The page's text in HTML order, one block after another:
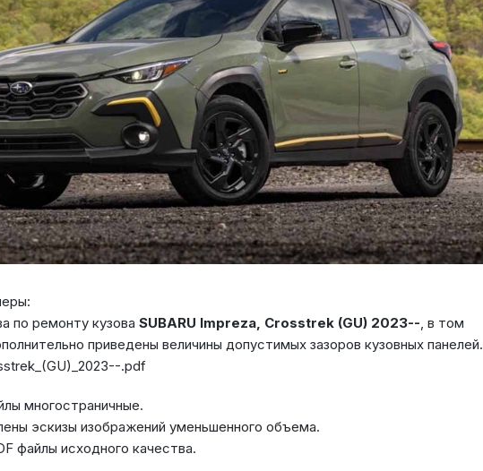
по ремонту кузова SUBARU Impreza, Crosstrek (GU) 2023--, в том
приведены величины допустимых зазоров кузовных панелей.
.pdf
многостраничные.
эскизы изображений уменьшенного объема.
файлы исходного качества.